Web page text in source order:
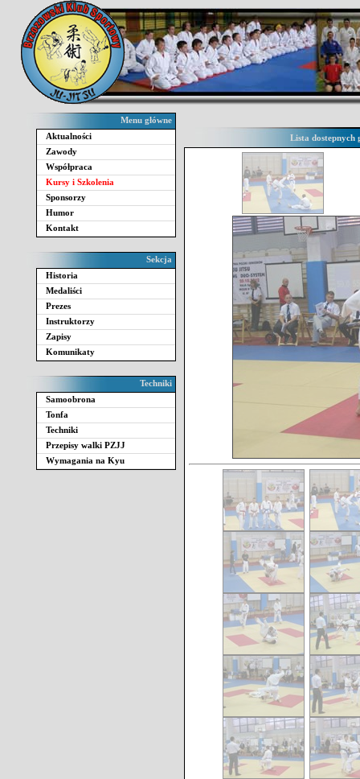
Menu główne
Aktualności
Zawody
Współpraca
Kursy i Szkolenia
Sponsorzy
Humor
Kontakt
Sekcja
Historia
Medaliści
Prezes
Instruktorzy
Zapisy
Komunikaty
Techniki
Samoobrona
Tonfa
Techniki
Przepisy walki PZJJ
Wymagania na Kyu
Lista dostepnych